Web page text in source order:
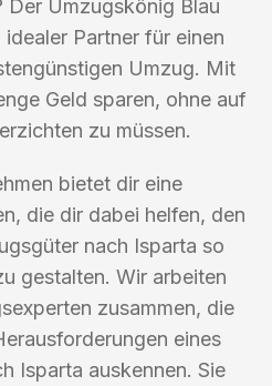
Der Umzugskönig Blau
Partner für einen
Umzug. Mit
Geld sparen, ohne auf
zu müssen.
bietet dir eine
die dir dabei helfen, den
nach Isparta so
gestalten. Wir arbeiten
zusammen, die
eines
Isparta auskennen. Sie